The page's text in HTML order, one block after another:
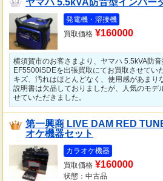
発電機・溶接機
買取価格 ¥160000
横須賀市のお客さまより、ヤマハ 5.5kVA防
EF5500iSDEを出張買取にてお買取させてい
キズ、汚れはほとんどなく、使用感があまり
説明書は欠品しておりましたが、人気のモデ
せていただきました。
第一興商 LIVE DAM RED
オケ機器セット
カラオケ機器
買取価格 ¥160000
状態：中古品